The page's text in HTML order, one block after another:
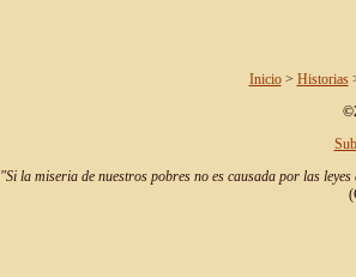
Inicio> Historias
"Si la miseria de nuestros pobres no es causada por las